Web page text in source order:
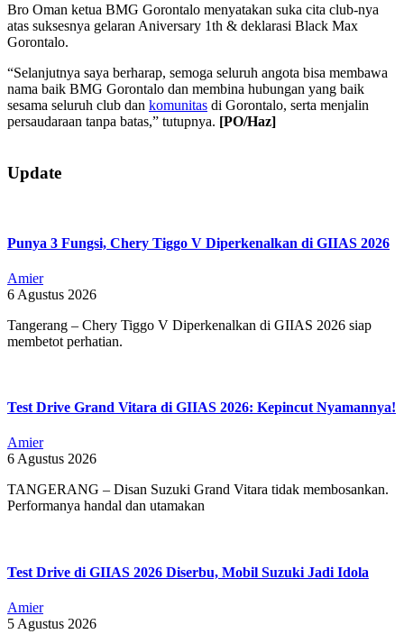
Bro Oman ketua BMG Gorontalo menyatakan suka cita club-nya
atas suksesnya gelaran Aniversary 1th & deklarasi Black Max
Gorontalo.
“Selanjutnya saya berharap, semoga seluruh angota bisa membawa
nama baik BMG Gorontalo dan membina hubungan yang baik
sesama seluruh club dan komunitas di Gorontalo, serta menjalin
persaudaraan tanpa batas,” tutupnya. [PO/Haz]
09-
30
Update
Punya 3 Fungsi, Chery Tiggo V Diperkenalkan di GIIAS 2026
Amier
6 Agustus 2026
Tangerang – Chery Tiggo V Diperkenalkan di GIIAS 2026 siap
membetot perhatian.
Test Drive Grand Vitara di GIIAS 2026: Kepincut Nyamannya!
Amier
6 Agustus 2026
TANGERANG – Disan Suzuki Grand Vitara tidak membosankan.
Performanya handal dan utamakan
Test Drive di GIIAS 2026 Diserbu, Mobil Suzuki Jadi Idola
Amier
5 Agustus 2026